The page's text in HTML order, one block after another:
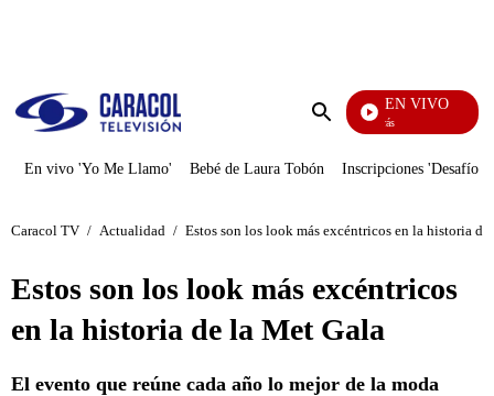
Enviar
EN VIVO
También Caerás
En vivo 'Yo Me Llamo' Bebé de Laura Tobón Inscripciones 'Desafío'
Caracol TV / Actualidad / Estos son los look más excéntricos en la historia
Estos son los look más excéntricos
en la historia de la Met Gala
El evento que reúne cada año lo mejor de la moda